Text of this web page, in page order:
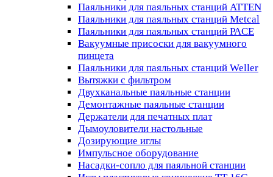
Паяльники для паяльных станций ATTEN
Паяльники для паяльных станций Metcal
Паяльники для паяльных станций PACE
Вакуумные присоски для вакуумного
пинцета
Паяльники для паяльных станций Weller
Вытяжки с фильтром
Двухканальные паяльные станции
Демонтажные паяльные станции
Держатели для печатных плат
Дымоуловители настольные
Дозирующие иглы
Импульсное оборудование
Насадки-сопло для паяльной станции